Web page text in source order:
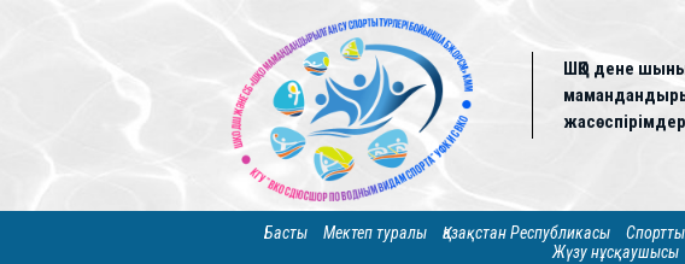
ШҚО дене
Басты Мектеп туралы Қазақстан Республикасы
Жүзу нұсқаушысы